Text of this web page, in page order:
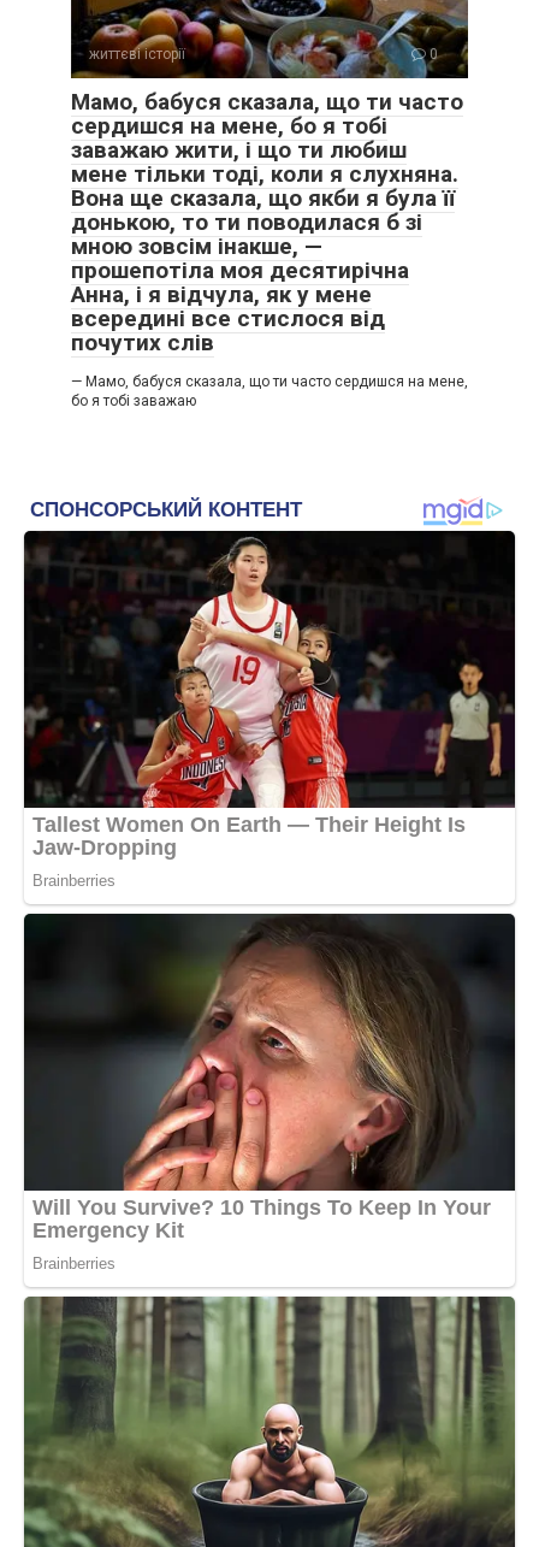
життєві історії 0
Мамо, бабуся сказала, що ти часто
сердишся на мене, бо я тобі
заважаю жити, і що ти любиш
мене тільки тоді, коли я слухняна.
Вона ще сказала, що якби я була її
донькою, то ти поводилася б зі
мною зовсім інакше, —
прошепотіла моя десятирічна
Анна, і я відчула, як у мене
всередині все стислося від
почутих слів
— Мамо, бабуся сказала, що ти часто сердишся на мене,
бо я тобі заважаю